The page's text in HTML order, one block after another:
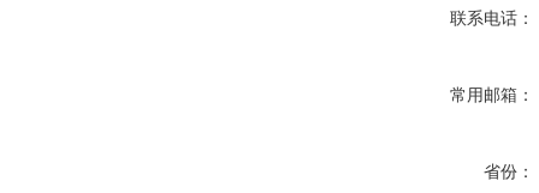
联系电话：
常用邮箱：
省份：